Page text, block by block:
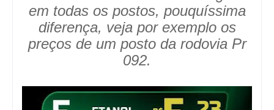
em todas os postos, pouquíssima
diferença, veja por exemplo os
preços de um posto da rodovia Pr
092.